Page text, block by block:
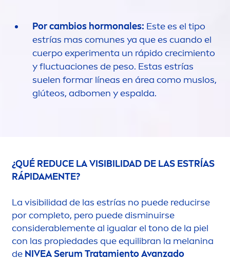
Por cambios hormonales: Este es el tipo
estrías mas comunes ya que es cuando el
cuerpo experimenta un rápido crecimiento
y fluctuaciones de peso. Estas estrías
suelen formar líneas en área como muslos,
glúteos, adbomen y espalda.
¿QUÉ REDUCE LA VISIBILIDAD DE LAS ESTRÍAS
RÁPIDAMENTE?
La visibilidad de las estrías no puede reducirse
por completo, pero puede disminuirse
considerablemente al igualar el tono de la piel
con las propiedades que equilibran la melanina
de NIVEASerum Tratamiento Avanzado